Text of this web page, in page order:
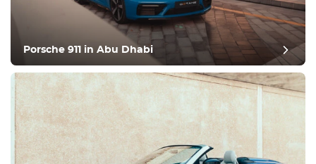
Porsche 911 in Abu Dhabi